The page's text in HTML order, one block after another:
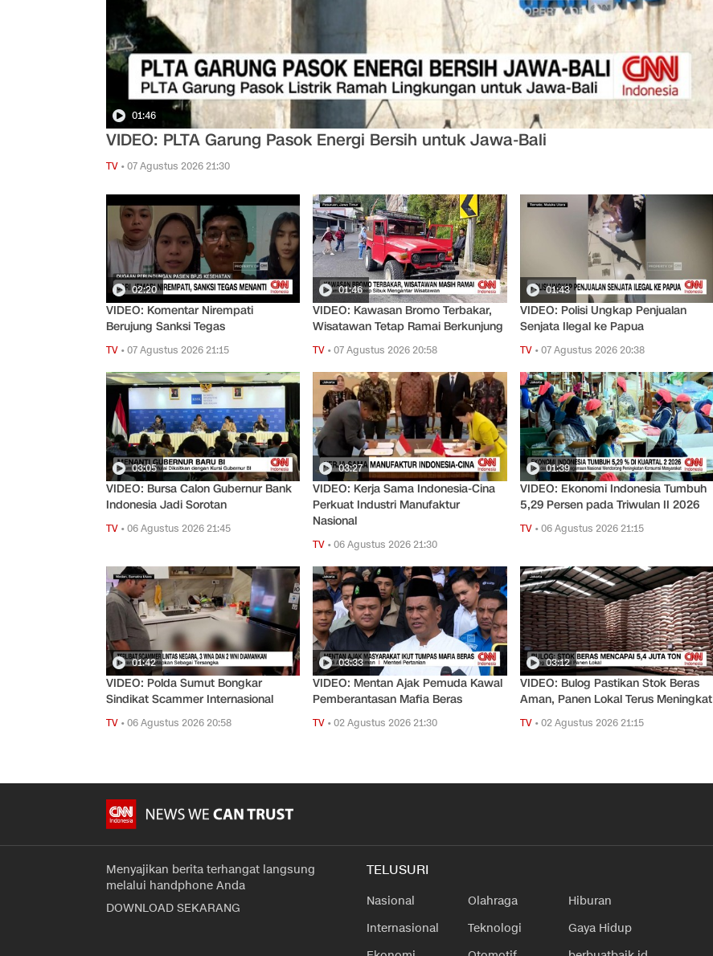
01:46
VIDEO: PLTA Garung Pasok Energi Bersih untuk Jawa-Bali
TV •07 Agustus 2026 21:30
02:20
VIDEO: Komentar Nirempati
Berujung Sanksi Tegas
TV •07 Agustus 2026 21:15
01:46
VIDEO: Kawasan Bromo Terbakar,
Wisatawan Tetap Ramai Berkunjung
TV •07 Agustus 2026 20:58
01:43
VIDEO: Polisi Ungkap Penjualan
Senjata Ilegal ke Papua
TV•07 Agustus 2026 20:38
03:05
VIDEO: Bursa Calon Gubernur Bank
Indonesia Jadi Sorotan
TV •06 Agustus 2026 21:45
03:27
VIDEO: Kerja Sama Indonesia-Cina
Perkuat Industri Manufaktur
Nasional
TV •06 Agustus 2026 21:30
01:39
VIDEO: Ekonomi Indonesia Tumbuh
5,29 Persen pada Triwulan II 2026
TV•06 Agustus 2026 21:15
01:42
VIDEO: Polda Sumut Bongkar
Sindikat Scammer Internasional
TV •06 Agustus 2026 20:58
03:33
VIDEO: Mentan Ajak Pemuda Kawal
Pemberantasan Mafia Beras
TV •02 Agustus 2026 21:30
03:12
VIDEO: Bulog Pastikan Stok Beras
Aman, Panen Lokal Terus Meningkat
TV•02 Agustus 2026 21:15
Menyajikan berita terhangat langsung
melalui handphone Anda
DOWNLOAD SEKARANG
TELUSURI
Nasional
Internasional
Olahraga
Teknologi
Hiburan
Gaya Hidup